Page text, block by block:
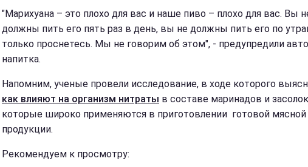
"Марихуана – это плохо для вас и наше пиво – плохо для вас. Вы
должны пить его пять раз в день, вы не должны пить его по
только проснетесь. Мы не говорим об этом", - предупредили
напитка.
Напомним, ученые провели исследование, в ходе которого
как влияют на организм нитраты в составе маринадов и
которые широко применяются в приготовлении готовой мясной
продукции.
Рекомендуем к просмотру: